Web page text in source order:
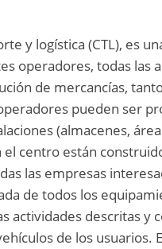
y logística (CTL), es
operadores, todas las
de mercancías,
pueden ser
(almacenes,
el centro están
las empresas
de todos los
actividades descritas y
de los usuarios.